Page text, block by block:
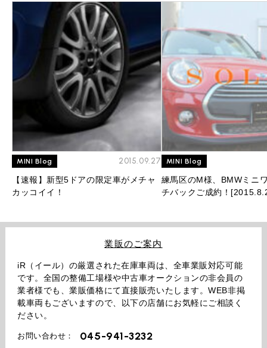
MINI Blog 2015.09.27
【速報】新型5ドアの限定車がメチャ
カッコイイ！
MINI Blog
練馬区のM様、BMWミニ
チバックご成約！
業販のご案内
iR（イール）の厳選された在庫車両は、全車業販対応可能
です。全国の整備工場様や中古車オークションの非会員の
業者様でも、業販価格にて直接販売いたします。WEB非掲
載車両もございますので、以下の店舗にお気軽にご相談く
ださい。
お問い合わせ： 045-941-3232